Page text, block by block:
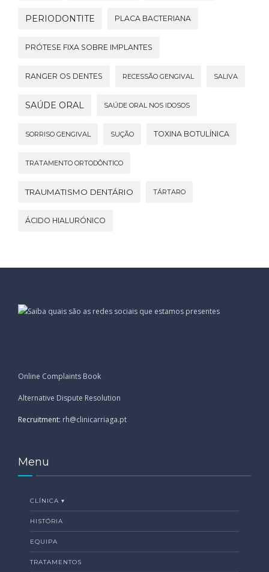
PERIODONTITE PLACA BACTERIANA
PRÓTESE FIXA SOBRE IMPLANTES
RANGER OS DENTES RECESSÃO GENGIVAL SALIVA
SAÚDE ORAL SAÚDE ORAL NOS IDOSOS
SORRISO GENGIVAL SUÇÃO TOXINA BOTULÍNICA
TRATAMENTO ORTODÔNTICO
TRAUMATISMO DENTÁRIO TÁRTARO
ÁCIDO HIALURÓNICO
Online Complaints Book
Alternative Dispute Resolution
Recruitment: rh@clinicarriaga.pt
Menu
CLÍNICA ▾
HISTÓRIA
EQUIPA
TRATAMENTOS